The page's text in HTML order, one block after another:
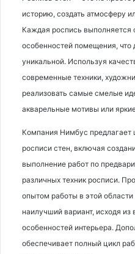
историю, создать атмосферу
Каждая роспись выполняется
особенностей помещения, что
уникальной. Используя
современные техники,
реализовать самые смелые
акварельные мотивы или
Компания Нимбус предлагает
росписи стен, включая
выполнение работ по
различных техник росписи.
опытом работы в этой
наилучший вариант, исходя из
особенностей интерьера.
обеспечивает полный цикл